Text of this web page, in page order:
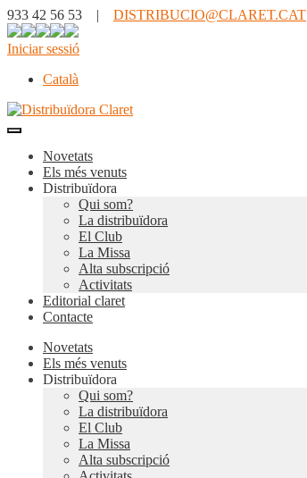
933 42 56 53 | DISTRIBUCIO@CLARET.CAT
Iniciar sessió
Català
Novetats
Els més venuts
Distribuïdora
Qui som?
La distribuïdora
El Club
La Missa
Alta subscripció
Activitats
Editorial claret
Contacte
Novetats
Els més venuts
Distribuïdora
Qui som?
La distribuïdora
El Club
La Missa
Alta subscripció